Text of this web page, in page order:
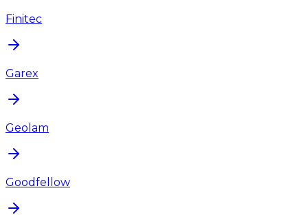
Finitec
Garex
Geolam
Goodfellow